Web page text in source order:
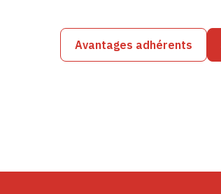
Avantages adhérents